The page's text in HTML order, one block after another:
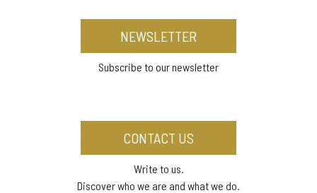
NEWSLETTER
Subscribe to our newsletter
CONTACT US
Write to us.
Discover who we are and what we do.